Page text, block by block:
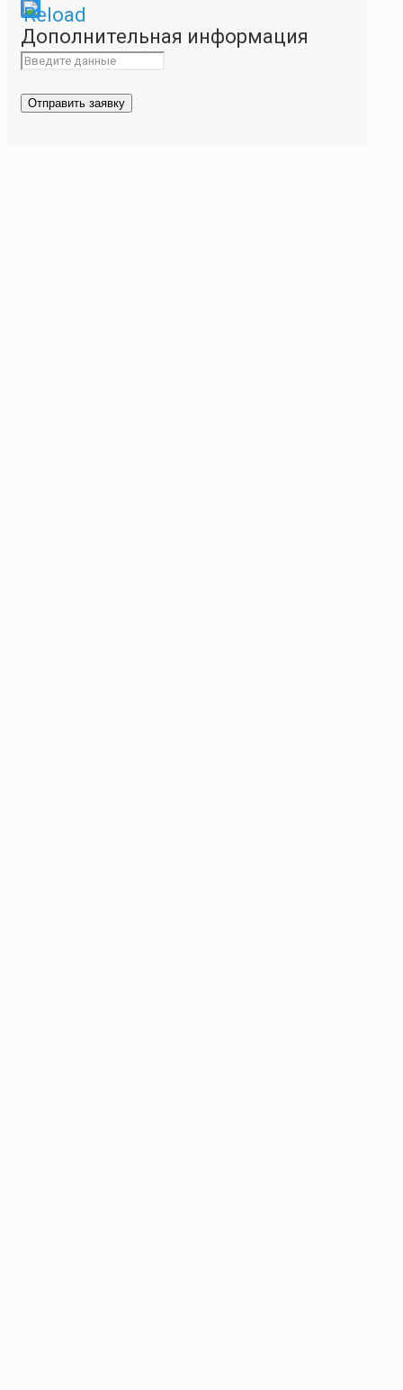
Please
enter
characters
Дополнительная информация